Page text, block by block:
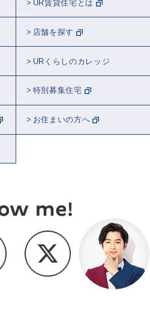
UR賃貸住宅とは
店舗を探す
URくらしのカレッジ
特別募集住宅
お住まいの方へ